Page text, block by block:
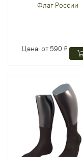
Флаг России
Цена:от 590 ₽